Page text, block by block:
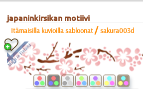
japaninkirsikan motiivi
Itämaisilla kuvioilla sabloonat /sakura003d